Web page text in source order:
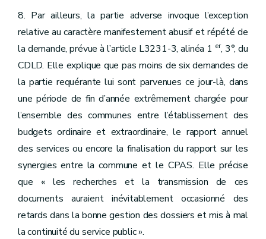
8. Par ailleurs, la partie adverse invoque l’exception
relative au caractère manifestement abusif et répété de
la demande, prévue à l’article L3231-3, alinéa 1 er, 3°, du
CDLD. Elle explique que pas moins de six demandes de
la partie requérante lui sont parvenues ce jour-là, dans
une période de fin d’année extrêmement chargée pour
l’ensemble des communes entre l’établissement des
budgets ordinaire et extraordinaire, le rapport annuel
des services ou encore la finalisation du rapport sur les
synergies entre la commune et le CPAS. Elle précise
que « les recherches et la transmission de ces
documents auraient inévitablement occasionné des
retards dans la bonne gestion des dossiers et mis à mal
la continuité du service public ».